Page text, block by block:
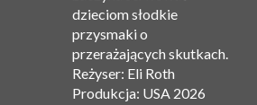
dzieciom słodkie
przysmaki o
przerażających skutkach.
Reżyser: Eli Roth
Produkcja: USA 2026